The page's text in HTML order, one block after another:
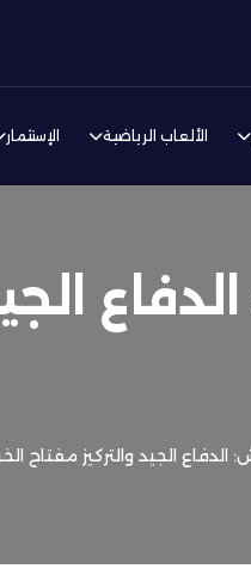
الألعاب الرياضية الإستثمار
الدفاع الجيد والتركيز مفتاح